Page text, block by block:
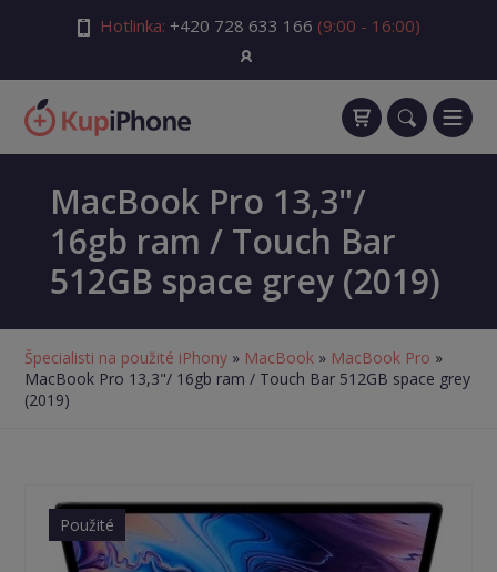
Hotlinka: +420 728 633 166 (9:00 - 16:00)
MacBook Pro 13,3"/
16gb ram / Touch Bar
512GB space grey (2019)
Špecialisti na použité iPhony » MacBook » MacBook Pro »
MacBook Pro 13,3"/ 16gb ram / Touch Bar 512GB space grey
(2019)
Použité